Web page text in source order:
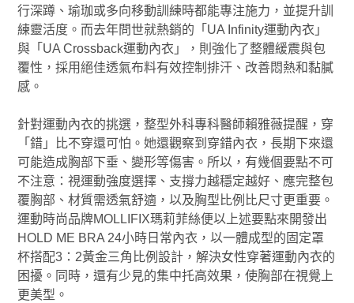
行深蹲、瑜珈或多向移動訓練時都能專注施力，並提升訓
練靈活度。而去年問世就熱銷的「UA Infinity運動內衣」
與「UA Crossback運動內衣」，則強化了整體緩震與包
覆性，採用絕佳透氣布料有效控制排汗、改善悶熱和黏膩
感。
針對運動內衣的挑選，整型外科專科醫師賴雅薇提醒，穿
「錯」比不穿還可怕。她還觀察到穿錯內衣，長期下來還
可能造成胸部下垂、變形等傷害。所以，有幾個要點不可
不注意：視運動強度選擇、支撐力越穩定越好、應完整包
覆胸部、材質需透氣舒適，以及胸型比例比尺寸更重要。
運動時尚品牌MOLLIFIX瑪莉菲絲便以上述要點來開發出
HOLD ME BRA 24小時日常內衣，以一體成型的固定罩
杯搭配3：2黃金三角比例設計，解決女性穿著運動內衣的
困擾。同時，還有少見的集中托高效果，使胸部在視覺上
更美型。